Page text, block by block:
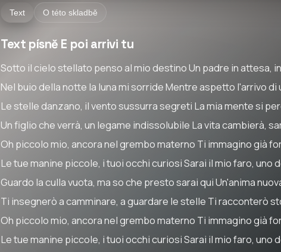
Text O této skladbě
Text písně E poi arrivi tu
Sotto il cielo stellato penso al mio destino Un padre in attesa,
Nel buio della notte la luna mi sorride Mentre aspetto l'arrivo di
Le stelle danzano, il vento sussurra segreti La mia mente si
Un figlio che verrà, un legame indissolubile La vita cambierà,
Oh piccolo mio, ancora nel grembo materno Ti immagino già
Le tue manine piccole, i tuoi occhi curiosi Sarai il mio faro, uno
Guardo la culla vuota, ma so che presto sarai qui Un'anima
Ti insegnerò a camminare, a guardare le stelle Ti racconterò
Oh piccolo mio, ancora nel grembo materno Ti immagino già
Le tue manine piccole, i tuoi occhi curiosi Sarai il mio faro, uno